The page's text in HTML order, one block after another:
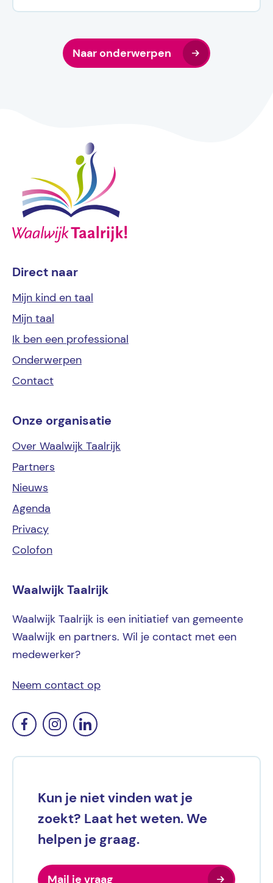
Naar onderwerpen
Direct naar
Mijn kind en taal
Mijn taal
Ik ben een professional
Onderwerpen
Contact
Onze organisatie
Over Waalwijk Taalrijk
Partners
Nieuws
Agenda
Privacy
Colofon
Waalwijk Taalrijk
Waalwijk Taalrijk is een initiatief van gemeente
Waalwijk en partners. Wil je contact met een
medewerker?
Neem contact op
Kun je niet vinden wat je
zoekt? Laat het weten. We
helpen je graag.
Mail je vraag